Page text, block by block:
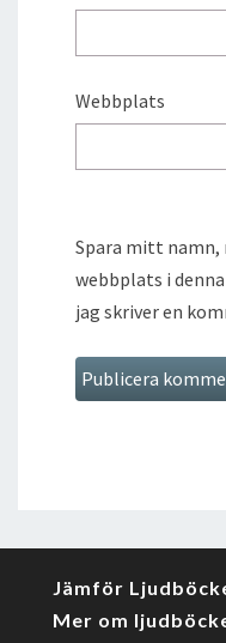
Webbplats
Spara mitt namn,
webbplats i
jag skriver en
Jämför
Mer om